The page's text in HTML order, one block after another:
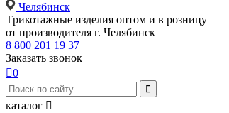
Челябинск
Tрикотажные изделия оптом и в розницу
от производителя г. Челябинск
8 800 201 19 37
Заказать звонок
0

каталог 